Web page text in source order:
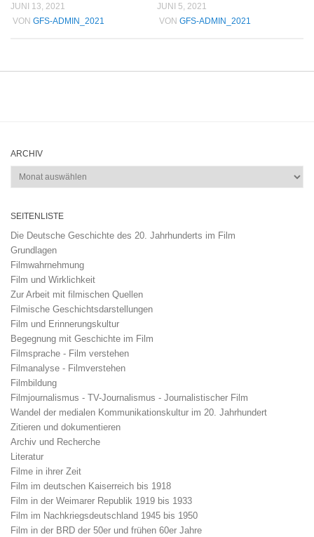
JUNI 13, 2021
VON GFS-ADMIN_2021
JUNI 5, 2021
VON GFS-ADMIN_2021
ARCHIV
Archiv
SEITENLISTE
Die Deutsche Geschichte des 20. Jahrhunderts im Film
Grundlagen
Filmwahrnehmung
Film und Wirklichkeit
Zur Arbeit mit filmischen Quellen
Filmische Geschichtsdarstellungen
Film und Erinnerungskultur
Begegnung mit Geschichte im Film
Filmsprache - Film verstehen
Filmanalyse - Filmverstehen
Filmbildung
Filmjournalismus - TV-Journalismus - Journalistischer Film
Wandel der medialen Kommunikationskultur im 20. Jahrhundert
Zitieren und dokumentieren
Archiv und Recherche
Literatur
Filme in ihrer Zeit
Film im deutschen Kaiserreich bis 1918
Film in der Weimarer Republik 1919 bis 1933
Film im Nachkriegsdeutschland 1945 bis 1950
Film in der BRD der 50er und frühen 60er Jahre